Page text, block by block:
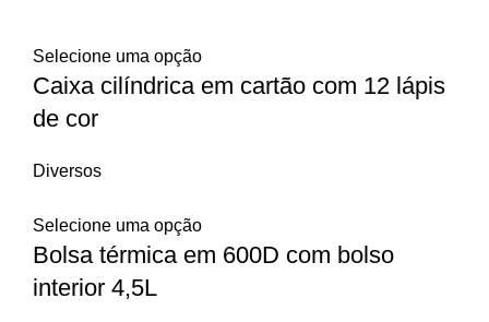
Selecione uma opção
Caixa cilíndrica em cartão com 12 lápis
de cor
Diversos
Selecione uma opção
Bolsa térmica em 600D com bolso
interior 4,5L